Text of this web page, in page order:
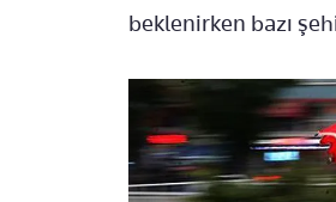
beklenirken bazı